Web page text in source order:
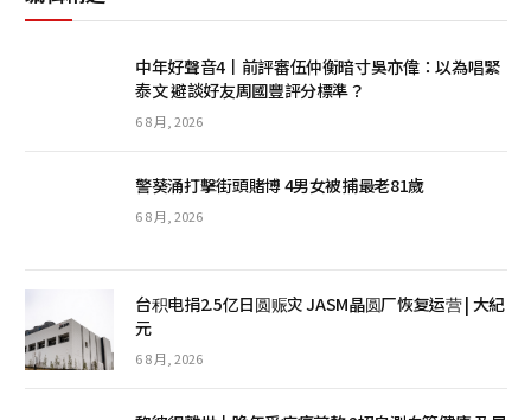
中年好聲音4丨前評審伍仲衡暗寸吳亦偉：以為唱緊
泰文 避談好友周國豐評分標準？
6 8 月, 2026
警葵涌打擊街頭賭博 4男女被捕最老81歲
6 8 月, 2026
台积电捐2.5亿日圆赈灾 JASM晶圆厂恢复运营 | 大紀
元
6 8 月, 2026